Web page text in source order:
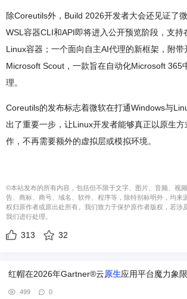
除Coreutils外，Build 2026开发者大会还见证了
WSL容器CLI和API即将进入公开预览阶段，支持
Linux容器；一个面向自主AI代理的新框架，附带
Microsoft Scout，一款旨在自动化Microsoft 365
理。
Coreutils的发布标志着微软在打通Windows与
出了重要一步，让Linux开发者能够真正以原生
作，不再需要额外的虚拟层或模拟环境。
©本站发布的所有内容，包括但不限于文字、图片、音频、视
告、商标、商号、域名、软件、程序等，除特别标明外，均来
权归原作者或原出处所有。我们致力于保护原作者版权，若涉
我们进行处理。
313 32
红帽在2026年Gartner®云原生应用平台魔力象
499 0